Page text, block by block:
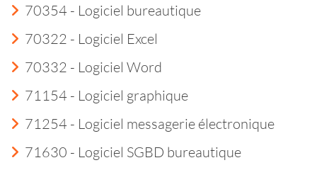
70354 - Logiciel bureautique
70322 - Logiciel Excel
70332 - Logiciel Word
71154 - Logiciel graphique
71254 - Logiciel messagerie électronique
71630 - Logiciel SGBD bureautique